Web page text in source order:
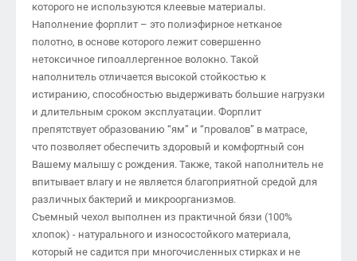
которого не используются клеевые материалы.
Наполнение форплит – это полиэфирное нетканое
полотно, в основе которого лежит совершенно
нетоксичное гипоаллергенное волокно. Такой
наполнитель отличается высокой стойкостью к
истиранию, способностью выдерживать большие нагрузки
и длительным сроком эксплуатации. Форплит
препятствует образованию “ям” и “провалов” в матрасе,
что позволяет обеспечить здоровый и комфортный сон
Вашему малышу с рождения. Также, такой наполнитель не
впитывает влагу и не является благоприятной средой для
различных бактерий и микроорганизмов.
Съемный чехол выполнен из практичной бязи (100%
хлопок) - натурального и износостойкого материала,
который не садится при многочисленных стирках и не